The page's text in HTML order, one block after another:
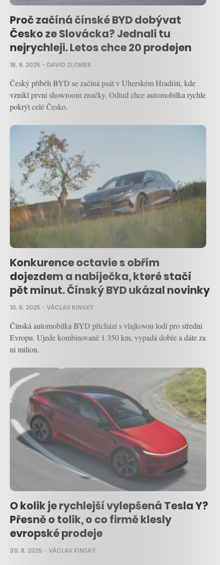
Proč začíná čínské BYD dobývat
Česko ze Slovácka? Jednali tu
nejrychleji. Letos chce 20 prodejen
18. 9. 2025 – DAVID ZLOMEK
Český příběh BYD se začíná psát v Uherském Hradišti, kde
vznikl první showroom značky. Odtud chce automobilka rychle
pokrýt celé Česko.
Konkurence octavie s obřím
dojezdem a nabíječka, které stačí
pět minut. Čínský BYD ukázal novinky
10. 9. 2025 –VÁCLAV KINSKÝ
Čínská automobilka BYD přichází s vlajkovou lodí pro střední
Evropu. Ujede kombinovaně 1 350 km, vypadá dobře a dáte za
ni milion.
O kolik je rychlejší vylepšená Tesla Y?
Přesně o tolik, o co firmě klesly
evropské prodeje
30. 8. 2025 –VÁCLAV KINSKÝ